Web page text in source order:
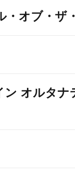
・オブ・ザ
ン オルタナ